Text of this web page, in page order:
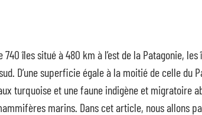
îles situé à 480 km à l’est de la Patagonie,
D’une superficie égale à la moitié de celle du
turquoise et une faune indigène et migratoire
marins. Dans cet article, nous allons